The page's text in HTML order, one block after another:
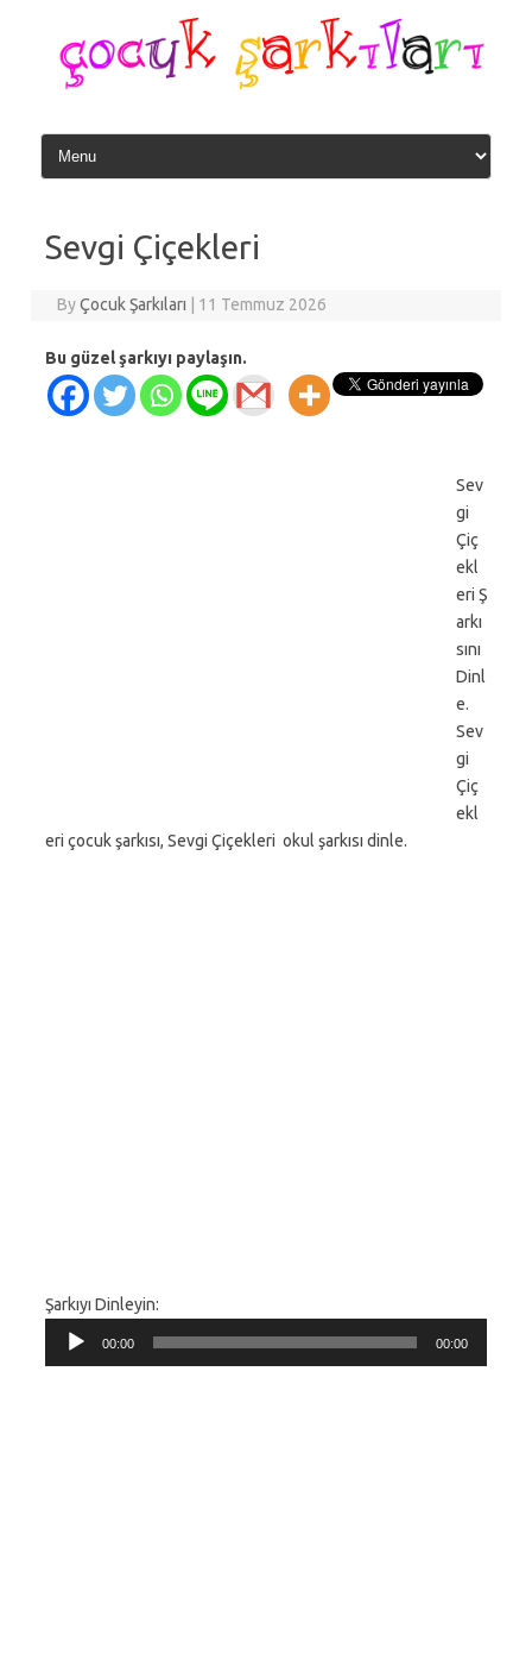
content
Sevgi Çiçekleri
ByÇocuk Şarkıları | 11 Temmuz 2026
Bu güzel şarkıyı paylaşın.
Sev
gi
Çiç
ekl
eri Ş
arkı
sını
Dinl
e.
Sev
gi
Çiç
ekl
eri çocuk şarkısı, Sevgi Çiçekleri okul şarkısı dinle.
Şarkıyı Dinleyin:
Ses
00:00 00:00